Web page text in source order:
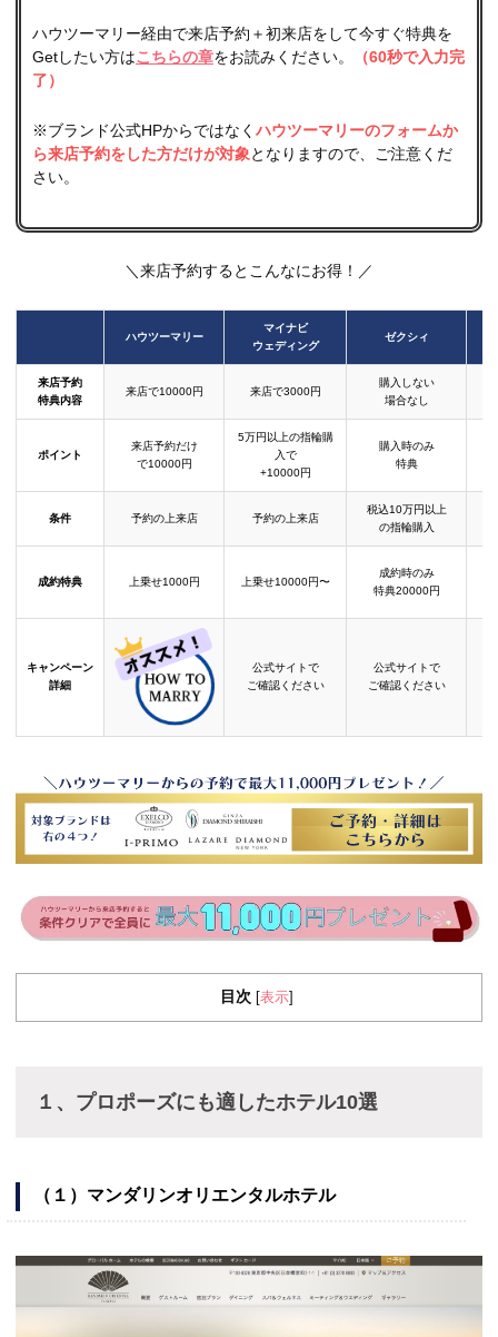
ハウツーマリー経由で来店予約＋初来店をして今すぐ特典を
Getしたい方はこちらの章をお読みください。 （60秒で入力完
了）
※ブランド公式HPからではなく ハウツーマリーのフォームか
ら来店予約をした方だけが対象となりますので、ご注意くだ
さい。
＼来店予約するとこんなにお得！／
ハウツーマリー
マイナビ
ウェディング
ゼクシィ
来店予約
特典内容
来店で10000円 来店で3000円
購入しない
場合なし
ポイント
来店予約だけ
で10000円
5万円以上の指輪購
入で
+10000円
購入時のみ
特典
条件 予約の上来店 予約の上来店
税込10万円以上
の指輪購入
成約特典 上乗せ1000円 上乗せ10000円〜
成約時のみ
特典20000円
キャンペーン
詳細
公式サイトで
ご確認ください
公式サイトで
ご確認ください
目次 表示
１、プロポーズにも適したホテル10選
（１）マンダリンオリエンタルホテル